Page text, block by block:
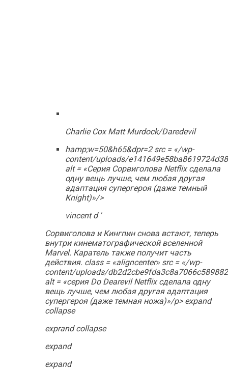
Charlie Cox Matt Murdock/Daredevil
hamp;w=50&h65&dpr=2 src = «/wp-
content/uploads/
alt = «Серия Сорвиголова Netflix сделала
одну вещь лучше, чем любая другая
адаптация супергероя (даже темный
Knight)»/>
vincent d '
Сорвиголова и Кингпин снова встают, теперь
внутри кинематографической вселенной
Marvel. Каратель также получит часть
действия. class = «aligncenter» src = «/wp-
content/uploads/
alt = «серия Do Dearevil Netflix сделала одну
вещь лучше, чем любая другая адаптация
супергероя (даже темная ножа)»/p> expand
collapse
exprand collapse
expand
expand